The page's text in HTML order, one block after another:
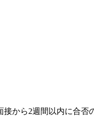
から2週間以内に合否